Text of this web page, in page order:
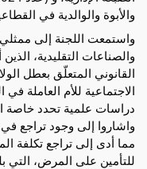
والأبوة والوالدية في
واستمعت اللجنة إلى ممثلي
والصناعات التقليدية،
القانوني المتعلّق بعطل
الاجتماعية للأم العاملة
دراسات علمية تحدد خاصة
واشاروا إلى وجود تراجع في
مما أدى إلى تراجع تكلفة
للتأمين على المرض، التي بلغت 19 مليون دينار